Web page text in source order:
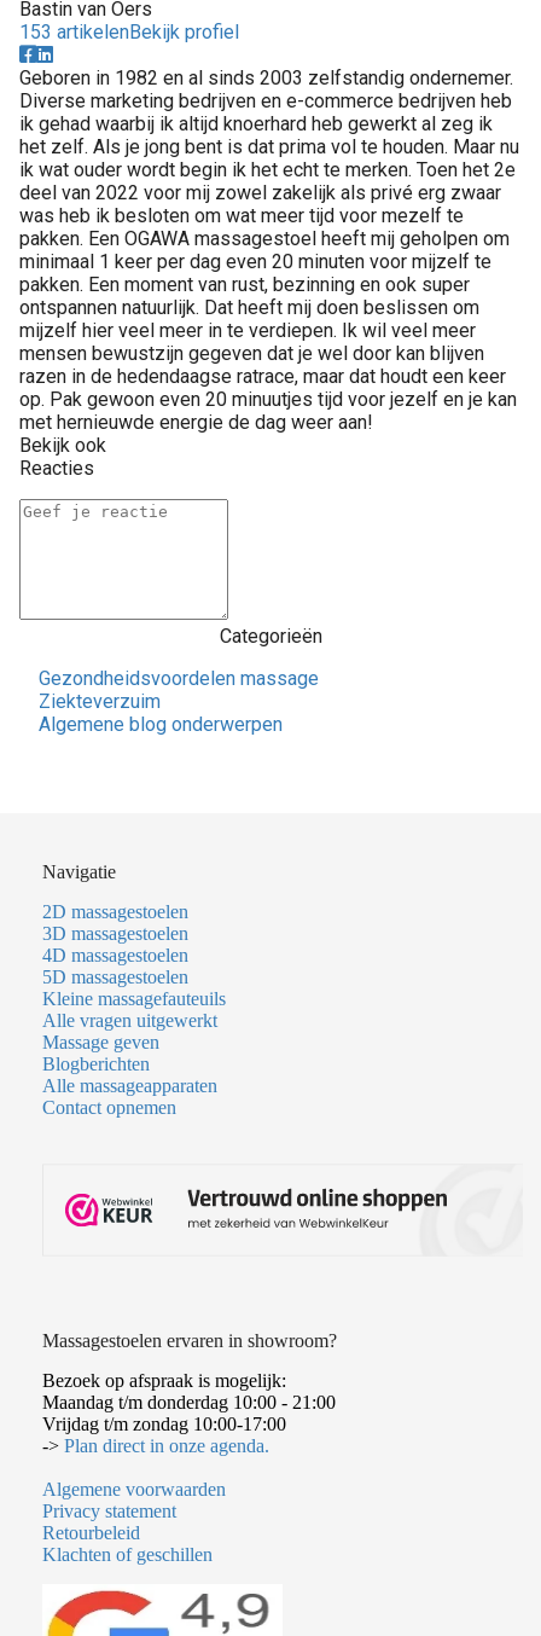
Bastin van Oers
153 artikelenBekijk profiel
Geboren in 1982 en al sinds 2003 zelfstandig ondernemer.
Diverse marketing bedrijven en e-commerce bedrijven heb
ik gehad waarbij ik altijd knoerhard heb gewerkt al zeg ik
het zelf. Als je jong bent is dat prima vol te houden. Maar nu
ik wat ouder wordt begin ik het echt te merken. Toen het 2e
deel van 2022 voor mij zowel zakelijk als privé erg zwaar
was heb ik besloten om wat meer tijd voor mezelf te
pakken. Een OGAWA massagestoel heeft mij geholpen om
minimaal 1 keer per dag even 20 minuten voor mijzelf te
pakken. Een moment van rust, bezinning en ook super
ontspannen natuurlijk. Dat heeft mij doen beslissen om
mijzelf hier veel meer in te verdiepen. Ik wil veel meer
mensen bewustzijn gegeven dat je wel door kan blijven
razen in de hedendaagse ratrace, maar dat houdt een keer
op. Pak gewoon even 20 minuutjes tijd voor jezelf en je kan
met hernieuwde energie de dag weer aan!
Bekijk ook
Reacties
Categorieën
Gezondheidsvoordelen massage
Ziekteverzuim
Algemene blog onderwerpen
Navigatie
2D massagestoelen
3D massagestoelen
4D massagestoelen
5D massagestoelen
Kleine massagefauteuils
Alle vragen uitgewerkt
Massage geven
Blogberichten
Alle massageapparaten
Contact opnemen
Massagestoelen ervaren in showroom?
Bezoek op afspraak is mogelijk:
Maandag t/m donderdag 10:00 - 21:00
Vrijdag t/m zondag 10:00-17:00
-> Plan direct in onze agenda.
Algemene voorwaarden
Privacy statement
Retourbeleid
Klachten of geschillen